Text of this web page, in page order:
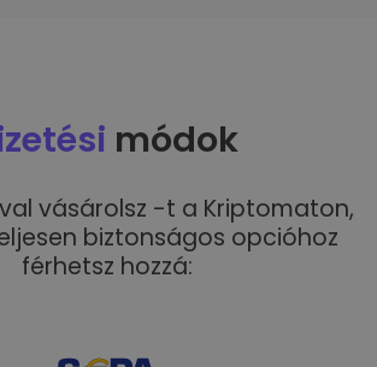
módok
vásárolsz -t a Kriptomaton,
biztonságos opcióhoz
férhetsz hozzá: